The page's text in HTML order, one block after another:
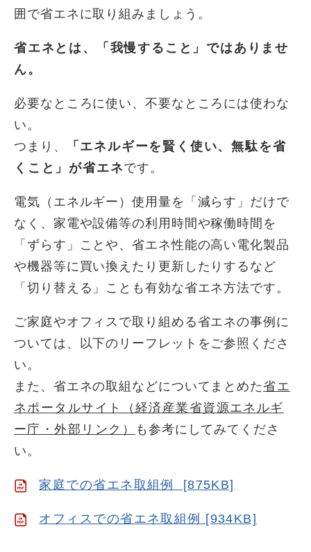
囲で省エネに取り組みましょう。
省エネとは、「我慢すること」ではありませ
ん。
必要なところに使い、不要なところには使わな
い。
つまり、
「エネルギーを賢く使い、無駄を省
くこと」が省エネです。
電気（エネルギー）使用量を「減らす」だけで
なく、家電や設備等の利用時間や稼働時間を
「ずらす」ことや、省エネ性能の高い電化製品
や機器等に買い換えたり更新したりするなど
「切り替える」ことも有効な省エネ方法です。
ご家庭やオフィスで取り組める省エネの事例に
ついては、以下のリーフレットをご参照くださ
い。
また、省エネの取組などについてまとめた省エ
ネポータルサイト（経済産業省資源エネルギ
ー庁・外部リンク）
も参考にしてみてくださ
い。
家庭での省エネ取組例 [875KB]
オフィスでの省エネ取組例 [934KB]